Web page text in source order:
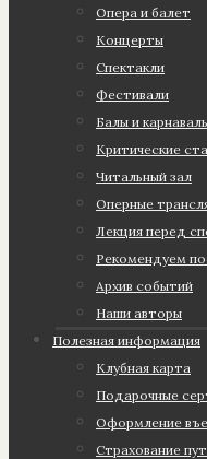
Опера и балет
Концерты
Спектакли
Фестивали
Балы и
Критические
Читальный зал
Оперные
Лекция перед
Рекомендуем
Архив событий
Наши авторы
Полезная информация
Клубная карта
Подарочные
Оформление
Страхование